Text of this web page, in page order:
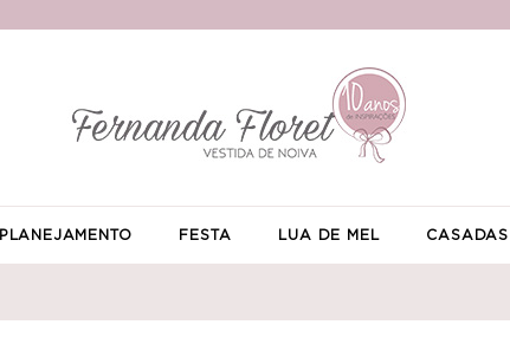
PLANEJAMENTO FESTA LUA DE MEL CASADAS